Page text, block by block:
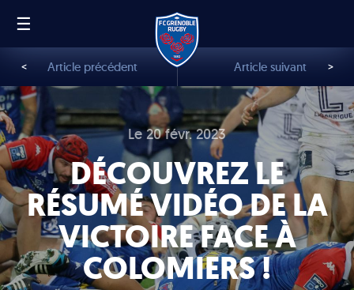
☰
Le 20 févr. 2023
DÉCOUVREZ LE
RÉSUMÉ VIDÉO DE LA
VICTOIRE FACE À
COLOMIERS !
< Article précédent Article suivant >